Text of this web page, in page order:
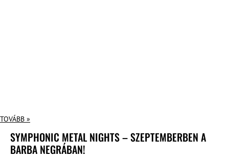
TOVÁBB »
SYMPHONIC METAL NIGHTS – SZEPTEMBERBEN A
BARBA NEGRÁBAN!